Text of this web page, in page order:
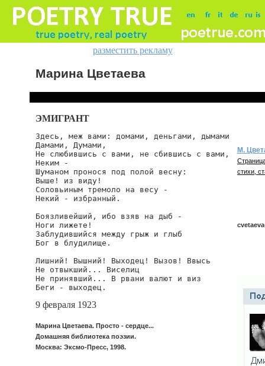
разместить рекламу
Марина Цветаева
ЭМИГРАНТ
Здесь, меж вами: домами, деньгами, дымами
Дамами, Думами,
Не слюбившись с вами, не сбившись с вами,
Неким -
Шуманом пронося под полой весну:
Выше! из виду!
Соловьиным тремоло на весу -
Некий - избранный.
Боязливейший, ибо взяв на дыб -
Ноги лижете!
Заблудившийся между грыж и глыб
Бог в блудилище.
Лишний! Вышний! Выходец! Вызов! Ввысь
Не отвыкший... Виселиц
Не принявший... В рвани валют и виз
9 февраля 1923
Марина Цветаева. Просто - сердце...
Домашняя библиотека поэзии.
Москва: Эксмо-Пресс, 1998.
М.
стихи,